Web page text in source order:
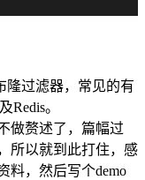
隆过滤器，常见的有
Redis。
做赘述了，篇幅过
所以就到此打住，感
料，然后写个demo